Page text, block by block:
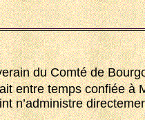
du Comté de
entre temps confiée
n’administre